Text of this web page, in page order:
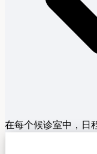
在每个候诊室中，日